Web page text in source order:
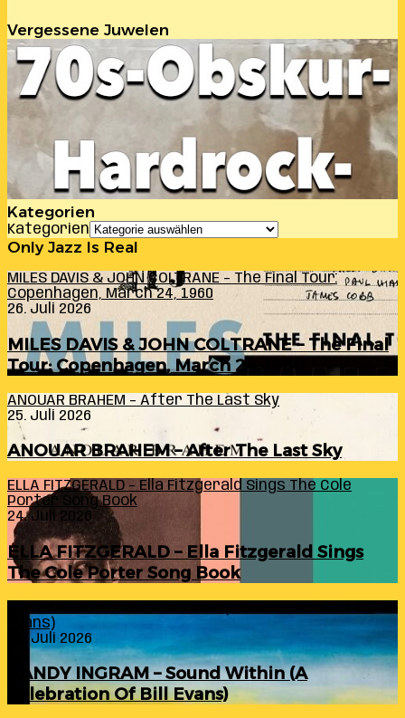
Vergessene Juwelen
Kategorien
Kategorien
Only Jazz Is Real
MILES DAVIS & JOHN COLTRANE – The Final Tour:
Copenhagen, March 24, 1960
26. Juli 2026
MILES DAVIS & JOHN COLTRANE – The Final
Tour: Copenhagen, March 24, 1960
ANOUAR BRAHEM – After The Last Sky
25. Juli 2026
ANOUAR BRAHEM – After The Last Sky
ELLA FITZGERALD – Ella Fitzgerald Sings The Cole
Porter Song Book
24. Juli 2026
ELLA FITZGERALD – Ella Fitzgerald Sings
The Cole Porter Song Book
Evans)
24. Juli 2026
RANDY INGRAM – Sound Within (A
Celebration Of Bill Evans)